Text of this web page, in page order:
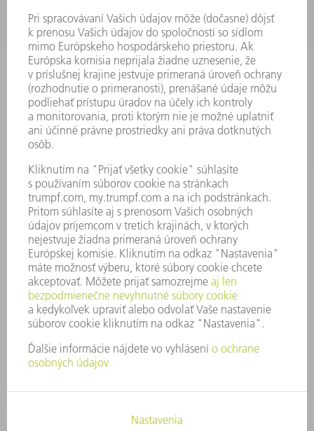
SMART FACTORY
SOFTVÉR
SLUŽBY
APLIKÁCIE
ODVETVIA
PODNIK
KARIÉRA
PONUKY PRACOVNÝCH MIEST
PROFIL FIRMY
PREDSTAVENSTVO
SPRÁVA O HOSPODÁRENÍ
FIREMNÉ PRINCÍPY
ZHODA
SYSTÉM OZNAMOVANIA
SECURITY
TLAČOVÉ SPRÁVY
ČASOPISY
STABILITA
ŽIVOTNÉ PROSTREDIE & KLÍMA
SOCIÁLNE VECI & SPOLOČNOSŤ
VEDENIE PODNIKU
OZNAMOVANIE PROTISPOLOČENSKEJ ČINNOSTI